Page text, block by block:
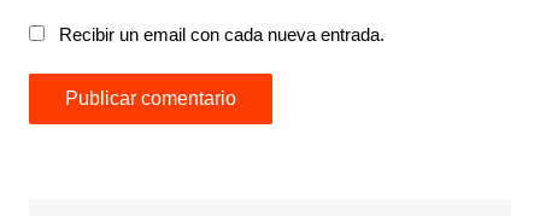
Recibir un email con cada nueva entrada.